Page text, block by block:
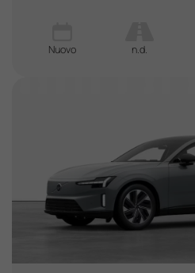
Nuovo n.d.